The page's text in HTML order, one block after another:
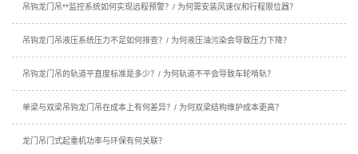
吊钩龙门吊**监控系统如何实现远程预警？/ 为何需安装风速仪和行程限位器？
吊钩龙门吊液压系统压力不足如何排查？/ 为何液压油污染会导致压力下降？
吊钩龙门吊的轨道平直度标准是多少？/ 为何轨道不平会导致车轮啃轨？
单梁与双梁吊钩龙门吊在成本上有何差异？/ 为何双梁结构维护成本更高？
龙门吊门式起重机功率与环保有何关联？